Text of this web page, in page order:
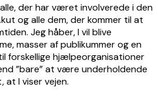
der har været involverede i den
og alle dem, der kommer til at
Jeg håber, I vil blive
masser af publikummer og en
forskellige hjælpeorganisationer
”bare” at være underholdende
at I viser vejen.